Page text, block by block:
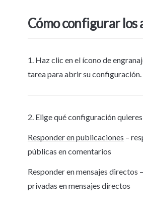
Cómo configurar los
1. Haz clic en el ícono de
tarea para abrir su configuración.
2. Elige qué configuración
Responder en publicaciones –
públicas en comentarios
Responder en mensajes directos
privadas en mensajes directos